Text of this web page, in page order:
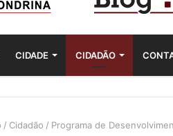
CIDADE CIDADÃO
/ Cidadão / Programa de